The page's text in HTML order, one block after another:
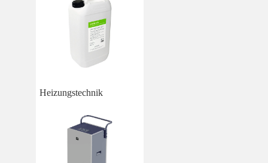
Heizungstechnik